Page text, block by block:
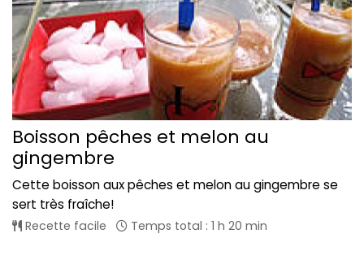
Boisson pêches et melon au
gingembre
Cette boisson aux pêches et melon au gingembre se
sert très fraîche!
Recette facile Temps total : 1 h 20 min